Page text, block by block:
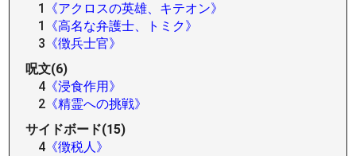
1
《アクロスの英雄、キテオン》
1
《高名な弁護士、トミク》
3 《徴兵士官》
呪文(6)
4 《浸食作用》
2 《精霊への挑戦》
サイドボード(15)
4 《徴税人》